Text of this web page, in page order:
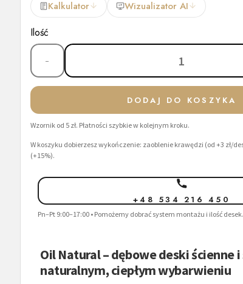
Kalkulator Wizualizator AI
Ilość
− 1
DODAJ DO KOSZYKA
Wzornik od 5 zł. Płatności szybkie w kolejnym kroku.
W koszyku dobierzesz wykończenie: zaoblenie krawędzi (od +3 zł/
(+15%).
+48 534 216 450
Pn–Pt 9:00–17:00 • Pomożemy dobrać system montażu i ilość desek.
Oil Natural – dębowe deski ścienne
naturalnym, ciepłym wybarwieniu